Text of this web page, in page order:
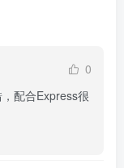
0
配合Express很